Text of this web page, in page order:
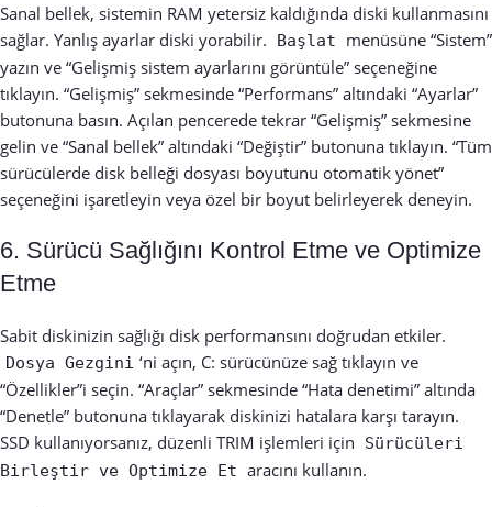
Sanal bellek, sistemin RAM yetersiz kaldığında diski kullanmasını
sağlar. Yanlış ayarlar diski yorabilir.
Başlat
menüsüne “Sistem”
yazın ve “Gelişmiş sistem ayarlarını görüntüle” seçeneğine
tıklayın. “Gelişmiş” sekmesinde “Performans” altındaki “Ayarlar”
butonuna basın. Açılan pencerede tekrar “Gelişmiş” sekmesine
gelin ve “Sanal bellek” altındaki “Değiştir” butonuna tıklayın. “Tüm
sürücülerde disk belleği dosyası boyutunu otomatik yönet”
seçeneğini işaretleyin veya özel bir boyut belirleyerek deneyin.
6. Sürücü Sağlığını Kontrol Etme ve Optimize
Etme
Sabit diskinizin sağlığı disk performansını doğrudan etkiler.
Dosya Gezgini ‘ni açın, C: sürücünüze sağ tıklayın ve
“Özellikler”i seçin. “Araçlar” sekmesinde “Hata denetimi” altında
“Denetle” butonuna tıklayarak diskinizi hatalara karşı tarayın.
SSD kullanıyorsanız, düzenli TRIM işlemleri için
Sürücüleri
Birleştir ve Optimize Et aracını kullanın.